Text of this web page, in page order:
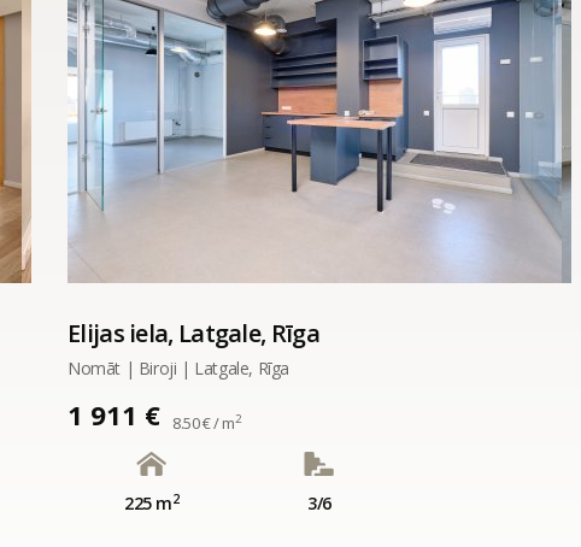
Elijas iela, Latgale, Rīga
Nomāt | Biroji | Latgale, Rīga
1 911 € 8.50 € / m2
225 m2 3/6